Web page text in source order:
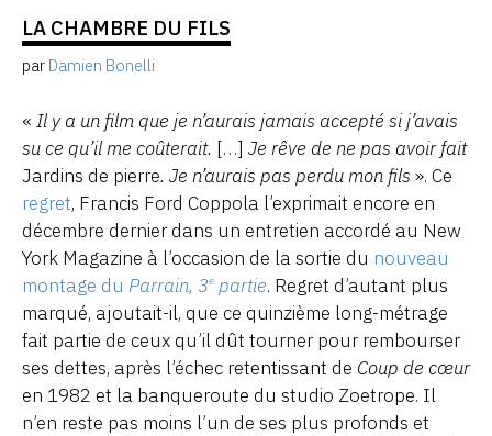
LA CHAMBRE DU FILS
par Damien Bonelli
« Il y a un film que je n’aurais jamais accepté si j’avais
su ce qu’il me coûterait. […] Je rêve de ne pas avoir fait
Jardins de pierre. Je n’aurais pas perdu mon fils ». Ce
regret, Francis Ford Coppola l’exprimait encore en
décembre dernier dans un entretien accordé au New
York Magazine à l’occasion de la sortie du nouveau
montage du Parrain, 3e partie. Regret d’autant plus
marqué, ajoutait-il, que ce quinzième long-métrage
fait partie de ceux qu’il dût tourner pour rembourser
ses dettes, après l’échec retentissant de Coup de cœur
en 1982 et la banqueroute du studio Zoetrope. Il
n’en reste pas moins l’un de ses plus profonds et